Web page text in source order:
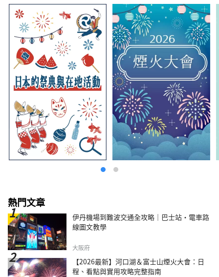
熱門文章
伊丹機場到難波交通全攻略｜巴士站・電車路
線圖文教學
大阪府
【2026最新】河口湖＆富士山煙火大會：日
程、看點與實用攻略完整指南